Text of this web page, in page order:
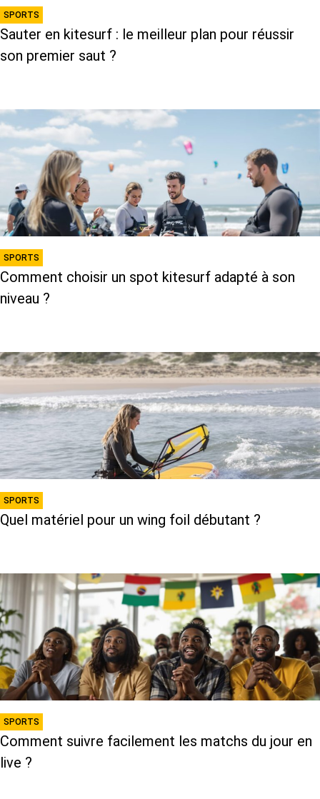
SPORTS
Sauter en kitesurf : le meilleur plan pour réussir
son premier saut ?
SPORTS
Comment choisir un spot kitesurf adapté à son
niveau ?
SPORTS
Quel matériel pour un wing foil débutant ?
SPORTS
Comment suivre facilement les matchs du jour en
live ?